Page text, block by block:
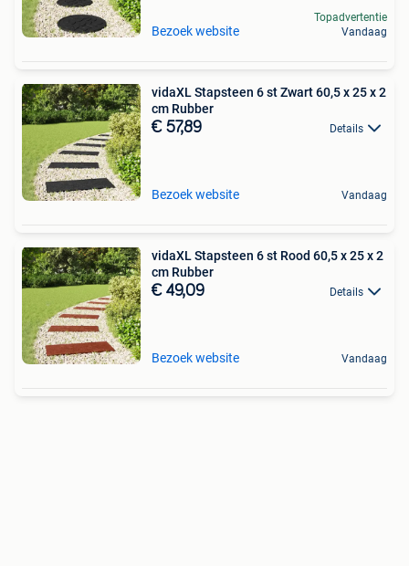
Bezoek website
Topadvertentie
Vandaag
vidaXL Stapsteen 6 st Zwart 60,5 x 25 x 2
cm Rubber
€ 57,89 Details
Bezoek website Vandaag
vidaXL Stapsteen 6 st Rood 60,5 x 25 x 2
cm Rubber
€ 49,09 Details
Bezoek website Vandaag